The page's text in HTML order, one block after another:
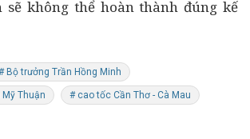
sẽ không thể hoàn thành đúng kế
Bộ trưởng Trần Hồng Minh
Thuận # cao tốc Cần Thơ - Cà Mau